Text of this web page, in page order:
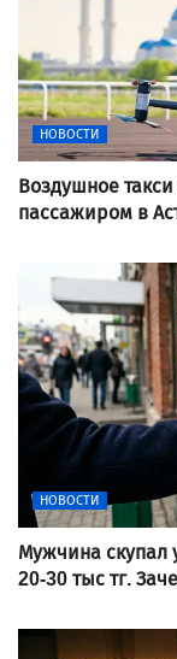
НОВОСТИ
Воздушное
пассажиром в
НОВОСТИ
Мужчина скупал
20-30 тыс тг.